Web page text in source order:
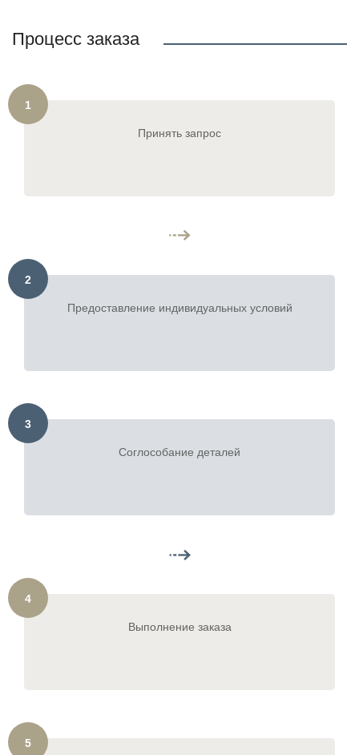
Процесс заказа
1
Принять запрос
2
Предоставление индивидуальных условий
3
Соглособание деталей
4
Выполнение заказа
5